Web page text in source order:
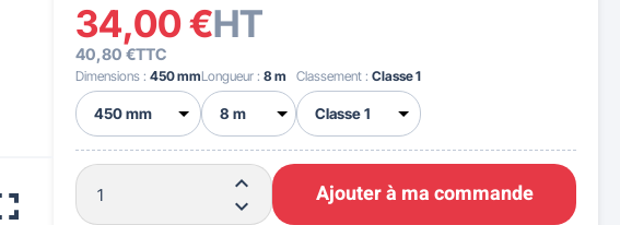
Accessibilité PMR
34,00 €HT
40,80 €TTC
Dimensions :450 mmLongueur :8 m Classement :Classe 1
Ajouter à ma commande